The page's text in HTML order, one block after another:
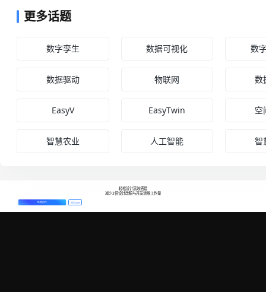
更多话题
数字孪生 数据可视化 数
数据驱动 物联网 数
EasyV EasyTwin 空
智慧农业 人工智能 智
轻松设计高效搭建
减少3倍设计改稿与开发运维工作量
免费创作 预约演示